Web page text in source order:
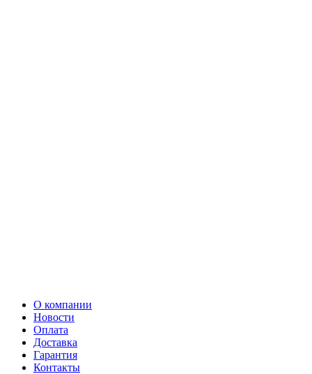
О компании
Новости
Оплата
Доставка
Гарантия
Контакты